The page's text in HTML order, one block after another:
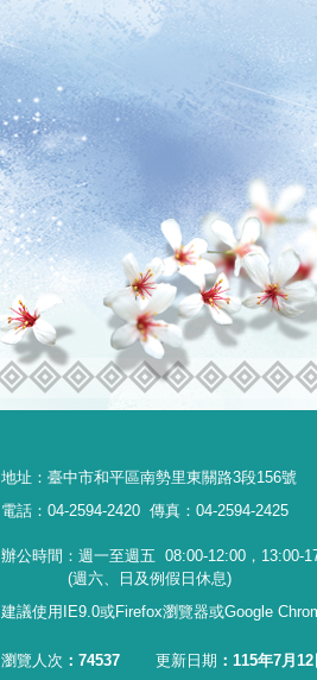
地址： 臺中市和平區南勢里東關路3段156號
電話：04-2594-2420 傳真：04-2594-2425
辦公時間：週一至週五 08:00-12:00，13:00-
(週六、日及例假日休息)
建議使用IE9.0或Firefox瀏覽器或Google
瀏覽人次 74537 更新日期 115年7月12